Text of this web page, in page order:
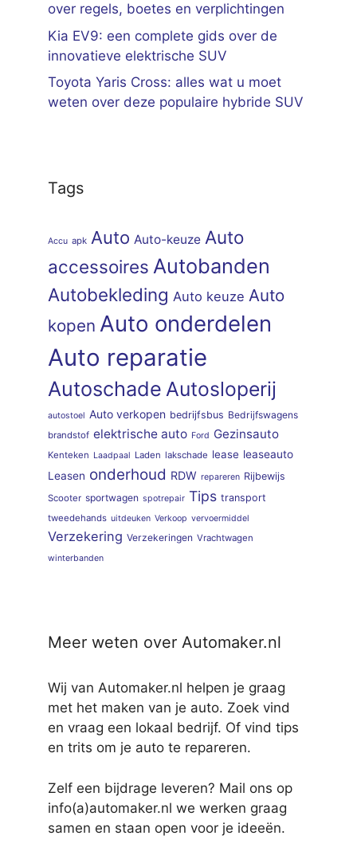
over regels, boetes en verplichtingen
Kia EV9: een complete gids over de
innovatieve elektrische SUV
Toyota Yaris Cross: alles wat u moet
weten over deze populaire hybride SUV
Tags
Accu apk Auto Auto-keuze Auto
accessoires Autobanden
Autobekleding Auto keuze Auto
kopen Auto onderdelen
Auto reparatie
Autoschade Autosloperij
autostoel Auto verkopen bedrijfsbus Bedrijfswagens
brandstof elektrische auto Ford Gezinsauto
Kenteken Laadpaal Laden lakschade lease leaseauto
Leasen onderhoud RDW repareren Rijbewijs
Scooter sportwagen spotrepair Tips transport
tweedehands uitdeuken Verkoop vervoermiddel
Verzekering Verzekeringen Vrachtwagen
winterbanden
Meer weten over Automaker.nl
Wij van Automaker.nl helpen je graag
met het maken van je auto. Zoek vind
en vraag een lokaal bedrijf. Of vind tips
en trits om je auto te repareren.
Zelf een bijdrage leveren? Mail ons op
info(a)automaker.nl we werken graag
samen en staan open voor je ideeën.